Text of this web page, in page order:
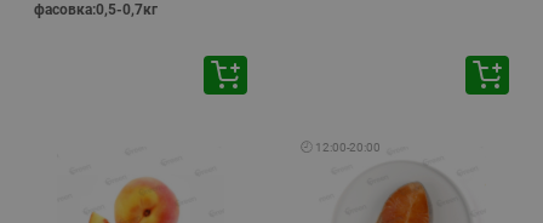
фасовка:0,5-0,7кг
🕘 12:00-20:00